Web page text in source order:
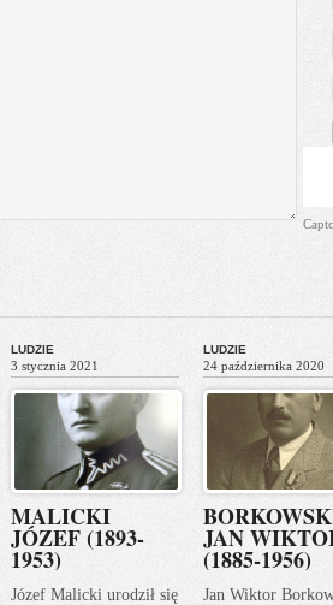
LUDZIE
3 stycznia 2021
MALICKI
JÓZEF (1893-
1953)
Józef Malicki urodził się
LUDZIE
24 października 2020
JAN
(1885-1956)
Jan Wiktor